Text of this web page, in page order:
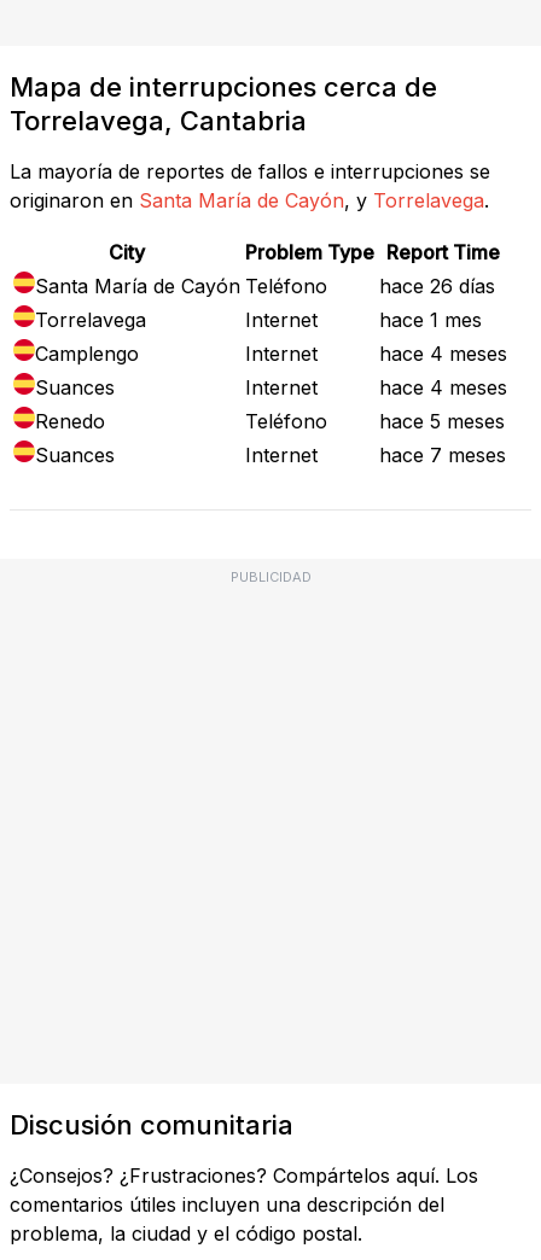
Mapa de interrupciones cerca de
Torrelavega, Cantabria
La mayoría de reportes de fallos e interrupciones se
originaron en Santa María de Cayón, y Torrelavega.
City Problem Type Report Time
Santa María de Cayón Teléfono
hace 26 días
Torrelavega
Internet
hace 1 mes
Camplengo
Internet
hace 4 meses
Suances
Internet
hace 4 meses
Renedo
Teléfono
hace 5 meses
Suances
Internet hace 7 meses
PUBLICIDAD
Discusión comunitaria
¿Consejos? ¿Frustraciones? Compártelos aquí. Los
comentarios útiles incluyen una descripción del
problema, la ciudad y el código postal.